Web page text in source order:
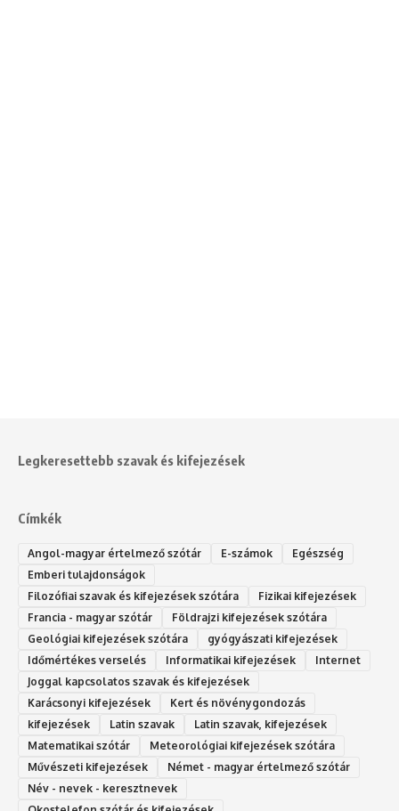
Legkeresettebb szavak és kifejezések
Címkék
Angol-magyar értelmező szótár E-számok
Egészség
Emberi tulajdonságok
Filozófiai szavak és kifejezések szótára
Fizikai kifejezések
Francia - magyar szótár
Földrajzi kifejezések szótára
Geológiai kifejezések szótára
gyógyászati kifejezések
Időmértékes verselés
Informatikai kifejezések
Internet
Joggal kapcsolatos szavak és kifejezések
Karácsonyi kifejezések
Kert és növénygondozás
kifejezések
Latin szavak
Latin szavak, kifejezések
Matematikai szótár
Meteorológiai kifejezések szótára
Művészeti kifejezések
Német - magyar értelmező szótár
Név - nevek - keresztnevek